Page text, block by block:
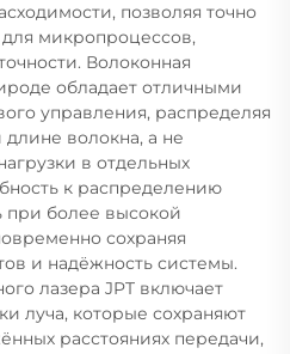
позволяя точно
микропроцессов,
Волоконная
обладает отличными
управления, распределяя
волокна, а не
в отдельных
к распределению
при более высокой
сохраняя
и надёжность системы.
лазера JPT включает
луча, которые сохраняют
расстояниях передачи,